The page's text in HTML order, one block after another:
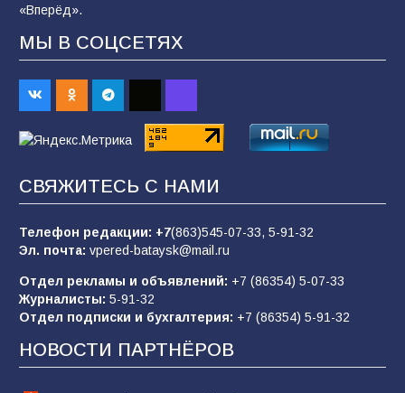
90
«Слухами Москву не возьмёшь»: почему
заявления Киева о мобилизации — это
отчаяние, а не разведка
83 02.08.2026
Командовал боем до последнего: герой
Евгений Остапенко
62 05.08.2026
Батайчане вышли в финал Всероссийского
конкурса «Большая перемена»
62 04.08.2026
«Вперёд».
МЫ В СОЦСЕТЯХ
СВЯЖИТЕСЬ С НАМИ
Телефон редакции: +7(863)545-07-33, 5-91-32
Эл. почта: vpered-bataysk@mail.ru
Отдел рекламы и объявлений: +7 (86354) 5-07-33
Журналисты: 5-91-32
Отдел подписки и бухгалтерия: +7 (86354) 5-91-32
НОВОСТИ ПАРТНЁРОВ